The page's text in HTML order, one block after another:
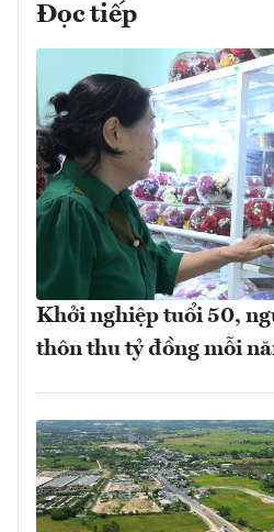
Đọc tiếp
Khởi nghiệp tuổi 50,
thôn thu tỷ đồng mỗi